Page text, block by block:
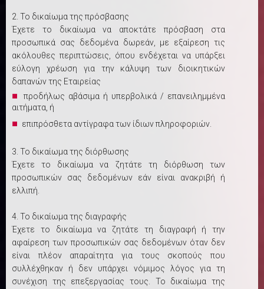
2. Το δικαίωμα της πρόσβασης
Έχετε το δικαίωμα να αποκτάτε πρόσβαση στα
προσωπικά σας δεδομένα δωρεάν, με εξαίρεση τις
ακόλουθες περιπτώσεις, όπου ενδέχεται να υπάρξει
εύλογη χρέωση για την κάλυψη των διοικητικών
δαπανών της Εταιρείας
προδήλως αβάσιμα ή υπερβολικά / επανειλημμένα
αιτήματα, ή
επιπρόσθετα αντίγραφα των ίδιων πληροφοριών.
3. Το δικαίωμα της διόρθωσης
Έχετε το δικαίωμα να ζητάτε τη διόρθωση των
προσωπικών σας δεδομένων εάν είναι ανακριβή ή
ελλιπή.
4. Το δικαίωμα της διαγραφής
Έχετε το δικαίωμα να ζητάτε τη διαγραφή ή την
αφαίρεση των προσωπικών σας δεδομένων όταν δεν
είναι πλέον απαραίτητα για τους σκοπούς που
συλλέχθηκαν ή δεν υπάρχει νόμιμος λόγος για τη
συνέχιση της επεξεργασίας τους. Το δικαίωμα της